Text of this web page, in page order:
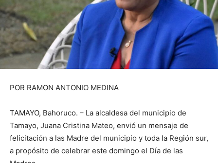
POR RAMON ANTONIO MEDINA
TAMAYO, Bahoruco. – La alcaldesa del municipio de
Tamayo, Juana Cristina Mateo, envió un mensaje de
felicitación a las Madre del municipio y toda la Región sur,
a propósito de celebrar este domingo el Día de las